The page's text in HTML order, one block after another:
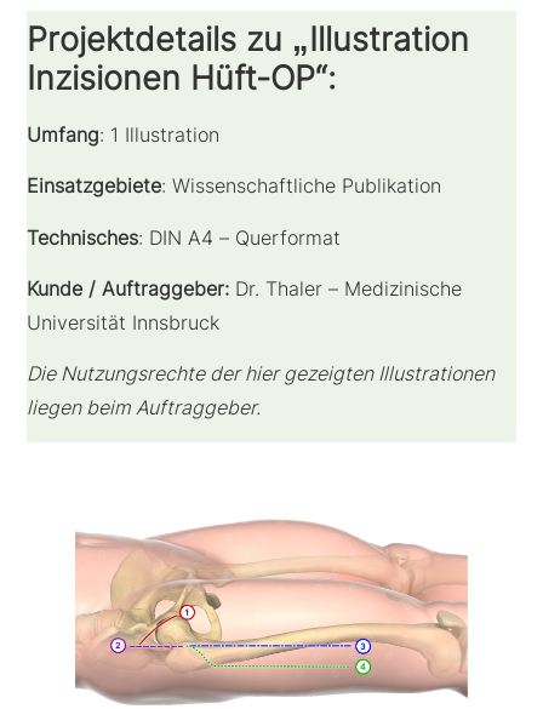
Projektdetails zu „Illustration
Inzisionen Hüft-OP“:
Umfang: 1 Illustration
Einsatzgebiete: Wissenschaftliche Publikation
Technisches: DIN A4 – Querformat
Kunde / Auftraggeber: Dr. Thaler – Medizinische
Universität Innsbruck
Die Nutzungsrechte der hier gezeigten Illustrationen
liegen beim Auftraggeber.